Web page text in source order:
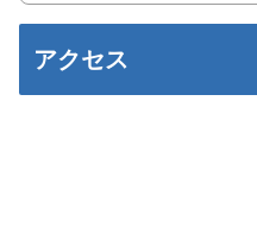
アクセス